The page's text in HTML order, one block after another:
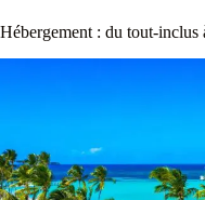
Hébergement : du tout-inclus